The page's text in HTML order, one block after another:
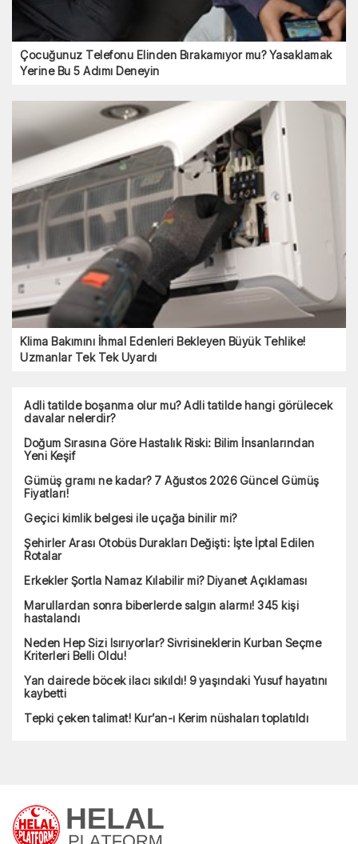
Çocuğunuz Telefonu Elinden Bırakamıyor mu? Yasaklamak
Yerine Bu 5 Adımı Deneyin
Klima Bakımını İhmal Edenleri Bekleyen Büyük Tehlike!
Uzmanlar Tek Tek Uyardı
Adli tatilde boşanma olur mu? Adli tatilde hangi görülecek
davalar nelerdir?
Doğum Sırasına Göre Hastalık Riski: Bilim İnsanlarından
Yeni Keşif
Gümüş gramı ne kadar? 7 Ağustos 2026 Güncel Gümüş
Fiyatları!
Geçici kimlik belgesi ile uçağa binilir mi?
Şehirler Arası Otobüs Durakları Değişti: İşte İptal Edilen
Rotalar
Erkekler Şortla Namaz Kılabilir mi? Diyanet Açıklaması
Marullardan sonra biberlerde salgın alarmı! 345 kişi
hastalandı
Neden Hep Sizi Isırıyorlar? Sivrisineklerin Kurban Seçme
Kriterleri Belli Oldu!
Yan dairede böcek ilacı sıkıldı! 9 yaşındaki Yusuf hayatını
kaybetti
Tepki çeken talimat! Kur’an-ı Kerim nüshaları toplatıldı